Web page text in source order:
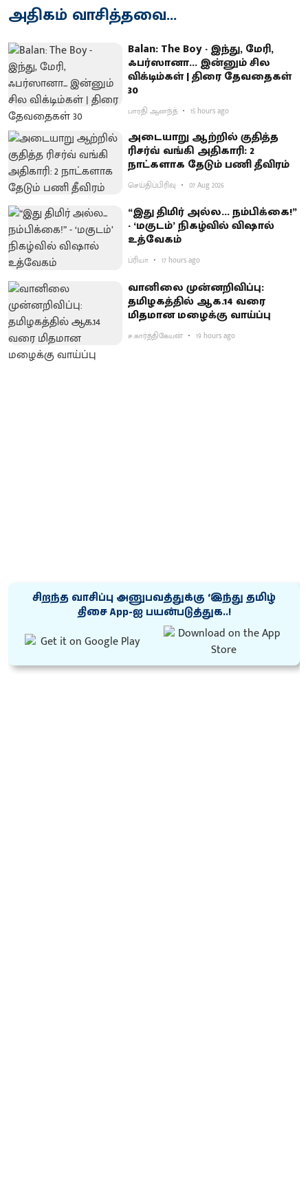
அதிகம் வாசித்தவை...
Balan: The Boy - இந்து, மேரி,
ஃபர்ஸானா... இன்னும் சில
விக்டிம்கள் | திரை தேவதைகள்
30
பாரதி ஆனந்த் 15 hours ago
அடையாறு ஆற்றில் குதித்த
ரிசர்வ் வங்கி அதிகாரி: 2
நாட்களாக தேடும் பணி தீவிரம்
செய்திப்பிரிவு 07 Aug 2026
“இது திமிர் அல்ல... நம்பிக்கை!”
- ‘மகுடம்’ நிகழ்வில் விஷால்
உத்வேகம்
ப்ரியா 17 hours ago
வானிலை முன்னறிவிப்பு:
தமிழகத்தில் ஆக.14 வரை
மிதமான மழைக்கு வாய்ப்பு
ச.கார்த்திகேயன் 19 hours ago
சிறந்த வாசிப்பு அனுபவத்துக்கு ‘இந்து தமிழ்
திசை App-ஐ பயன்படுத்துக..!